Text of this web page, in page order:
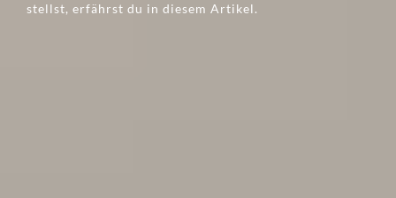
stellst, erfährst du in diesem Artikel.